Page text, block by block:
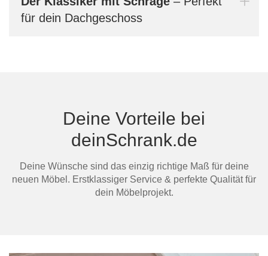
für dein Dachgeschoss
Deine Vorteile bei
deinSchrank.de
Deine Wünsche sind das einzig richtige Maß für deine
neuen Möbel. Erstklassiger Service & perfekte Qualität für
dein Möbelprojekt.